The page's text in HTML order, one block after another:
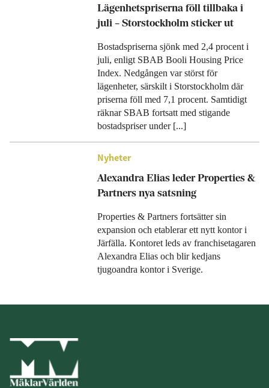
Lägenhetspriserna föll tillbaka i
juli – Storstockholm sticker ut
Bostadspriserna sjönk med 2,4 procent i
juli, enligt SBAB Booli Housing Price
Index. Nedgången var störst för
lägenheter, särskilt i Storstockholm där
priserna föll med 7,1 procent. Samtidigt
räknar SBAB fortsatt med stigande
bostadspriser under [...]
Nyheter
Alexandra Elias leder Properties &
Partners nya satsning
Properties & Partners fortsätter sin
expansion och etablerar ett nytt kontor i
Järfälla. Kontoret leds av franchisetagaren
Alexandra Elias och blir kedjans
tjugoandra kontor i Sverige.